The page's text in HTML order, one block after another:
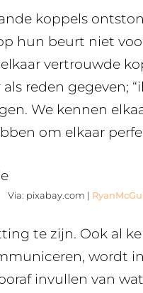
koppels
hun beurt niet
vertrouwde
reden gegeven;
We kennen
om elkaar
Via: pixabay.com |
te zijn. Ook al
wordt
invullen van